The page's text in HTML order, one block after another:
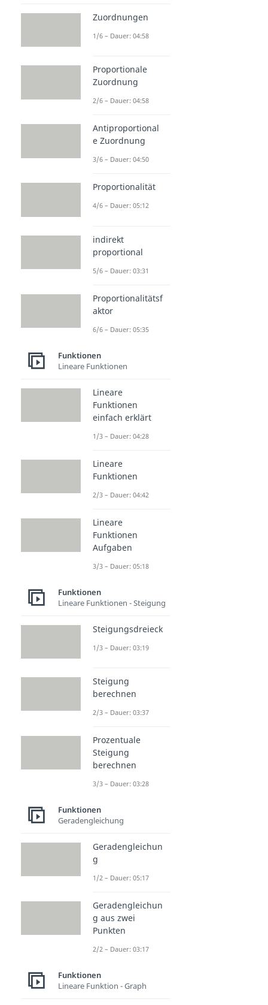
Zuordnungen
1/6 – Dauer: 04:58
Proportionale
Zuordnung
2/6 – Dauer: 04:58
Antiproportional
e Zuordnung
3/6 – Dauer: 04:50
Proportionalität
4/6 – Dauer: 05:12
indirekt
proportional
5/6 – Dauer: 03:31
Proportionalitätsf
aktor
6/6 – Dauer: 05:35
Funktionen
Lineare Funktionen
Lineare
Funktionen
einfach erklärt
1/3 – Dauer: 04:28
Lineare
Funktionen
2/3 – Dauer: 04:42
Lineare
Funktionen
Aufgaben
3/3 – Dauer: 05:18
Funktionen
Lineare Funktionen - Steigung
Steigungsdreieck
1/3 – Dauer: 03:19
Steigung
berechnen
2/3 – Dauer: 03:37
Prozentuale
Steigung
berechnen
3/3 – Dauer: 03:28
Funktionen
Geradengleichung
Geradengleichun
g
1/2 – Dauer: 05:17
Geradengleichun
g aus zwei
Punkten
2/2 – Dauer: 03:17
Funktionen
Lineare Funktion - Graph